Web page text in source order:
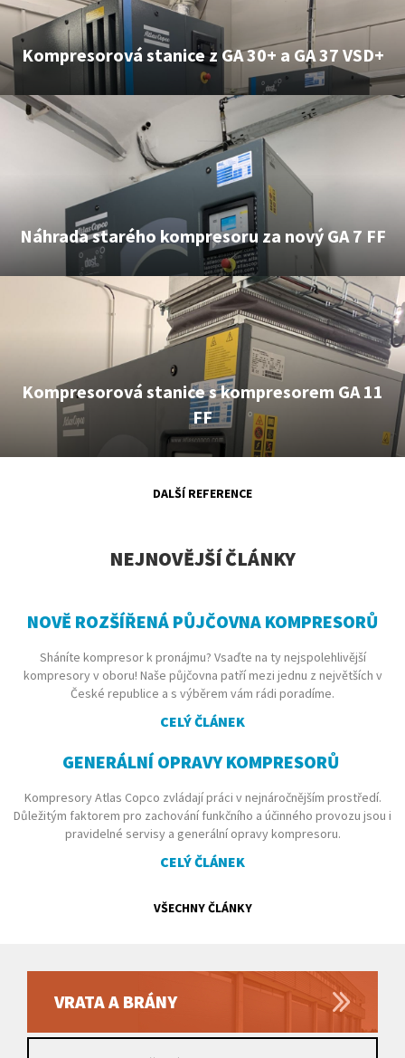
Kompresorová stanice z GA 30+ a GA 37 VSD+
Náhrada starého kompresoru za nový GA 7 FF
Kompresorová stanice s kompresorem GA 11
FF
DALŠÍ REFERENCE
NEJNOVĚJŠÍ ČLÁNKY
NOVĚ ROZŠÍŘENÁ PŮJČOVNA KOMPRESORŮ
Sháníte kompresor k pronájmu? Vsaďte na ty nejspolehlivější
kompresory v oboru! Naše půjčovna patří mezi jednu z největších v
České republice a s výběrem vám rádi poradíme.
CELÝ ČLÁNEK
GENERÁLNÍ OPRAVY KOMPRESORŮ
Kompresory Atlas Copco zvládají práci v nejnáročnějším prostředí.
Důležitým faktorem pro zachování funkčního a účinného provozu jsou i
pravidelné servisy a generální opravy kompresoru.
CELÝ ČLÁNEK
VŠECHNY ČLÁNKY
VRATA A BRÁNY